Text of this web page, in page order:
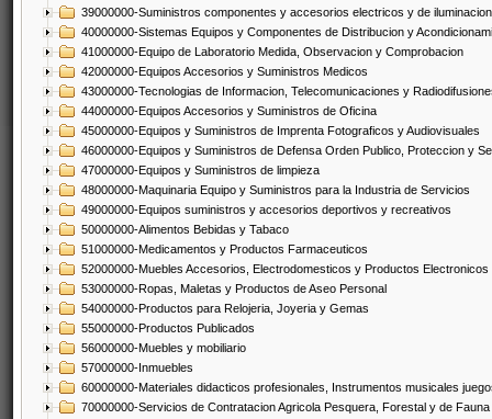
39000000-Suministros componentes y accesorios electricos y de iluminacion
40000000-Sistemas Equipos y Componentes de Distribucion y
41000000-Equipo de Laboratorio Medida, Observacion y Comprobacion
42000000-Equipos Accesorios y Suministros Medicos
43000000-Tecnologias de Informacion, Telecomunicaciones y
44000000-Equipos Accesorios y Suministros de Oficina
45000000-Equipos y Suministros de Imprenta Fotograficos y Audiovisuales
46000000-Equipos y Suministros de Defensa Orden Publico, Proteccion y
47000000-Equipos y Suministros de limpieza
48000000-Maquinaria Equipo y Suministros para la Industria de Servicios
49000000-Equipos suministros y accesorios deportivos y recreativos
50000000-Alimentos Bebidas y Tabaco
51000000-Medicamentos y Productos Farmaceuticos
52000000-Muebles Accesorios, Electrodomesticos y Productos Electronicos
53000000-Ropas, Maletas y Productos de Aseo Personal
54000000-Productos para Relojeria, Joyeria y Gemas
55000000-Productos Publicados
56000000-Muebles y mobiliario
57000000-Inmuebles
60000000-Materiales didacticos profesionales, Instrumentos musicales
70000000-Servicios de Contratacion Agricola Pesquera, Forestal y de Fauna